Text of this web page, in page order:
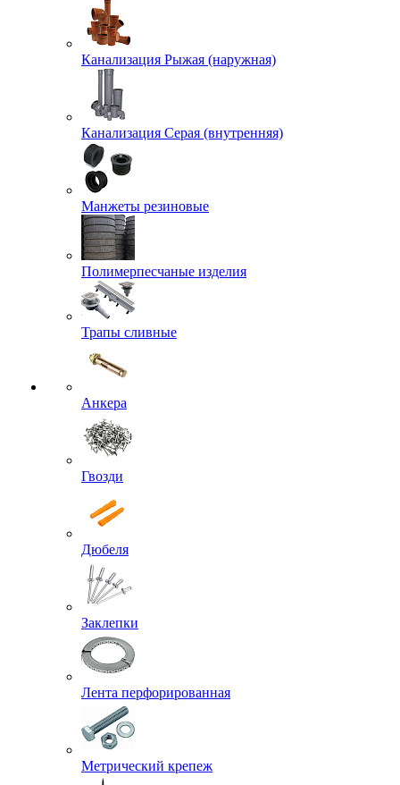
Канализация Рыжая (наружная)
Канализация Серая (внутренняя)
Манжеты резиновые
Полимерпесчаные изделия
Трапы сливные
Анкера
Гвозди
Дюбеля
Заклепки
Лента перфорированная
Метрический крепеж